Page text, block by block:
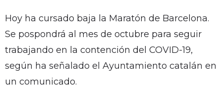
Hoy ha cursado baja la Maratón de Barcelona.
Se pospondrá al mes de octubre para seguir
trabajando en la contención del COVID-19,
según ha señalado el Ayuntamiento catalán en
un comunicado.